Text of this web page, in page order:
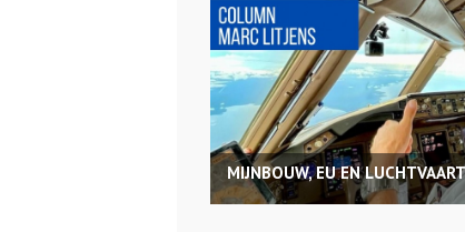
MIJNBOUW, EU EN LUCHTVAART